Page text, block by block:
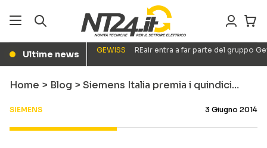
● Ultime news GEWISS REair entra a far parte del gruppo
Home > Blog > Siemens Italia premia i quindici…
SIEMENS 3 Giugno 2014